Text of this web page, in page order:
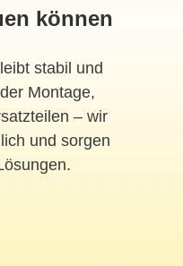
können
stabil und
Montage,
– wir
und sorgen